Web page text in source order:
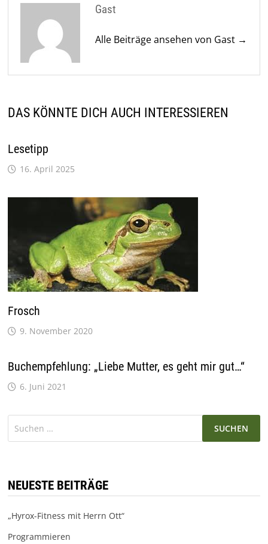
Gast
Alle Beiträge ansehen von Gast →
DAS KÖNNTE DICH AUCH INTERESSIEREN
Lesetipp
16. April 2025
Frosch
9. November 2020
Buchempfehlung: „Liebe Mutter, es geht mir gut…“
6. Juni 2021
NEUESTE BEITRÄGE
„Hyrox-Fitness mit Herrn Ott“
Programmieren